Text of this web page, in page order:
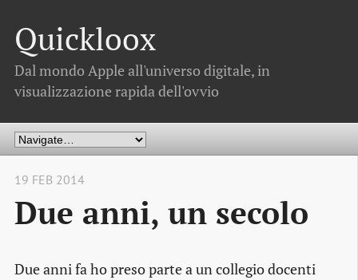
Quickloox
Dal mondo Apple all'universo digitale, in
visualizzazione rapida dell'ovvio
19 FEB 2014
Due anni, un secolo
Due anni fa ho preso parte a un collegio docenti